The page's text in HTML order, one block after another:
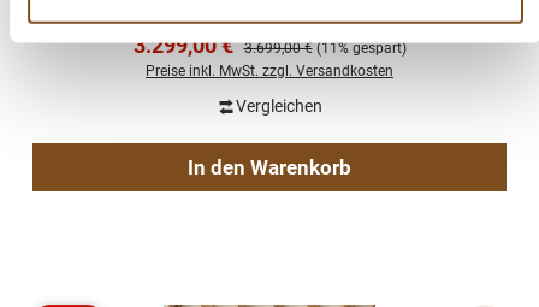
Schubladen
Verkaufspreis:
3.299,00 € Regulärer Preis:
3.699,00 € (11% gespart)
Preise inkl. MwSt. zzgl. Versandkosten
Vergleichen
In den Warenkorb